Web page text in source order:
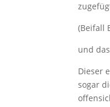
(Beifall
und
Dieser
sogar